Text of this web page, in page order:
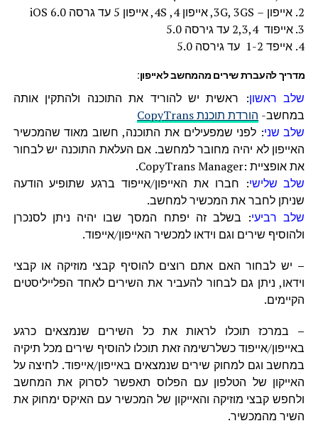
2. אייפון – 3G, 3GS, אייפון 4, 4S, אייפון 5 עד גרסה iOS 6.0
3. אייפוד 2,3,4 עד גירסה 5.0
4. אייפד 1-2 עד גירסה 5.0
מדריך להעברת שירים מהמחשב לאייפון:
שלב ראשון: ראשית יש להוריד את התוכנה ולהתקין אותה
במחשב- הורדת תוכנת CopyTrans
שלב שני: לפני שמפעילים את התוכנה, חשוב מאוד שהמכשיר
האייפון לא יהיה מחובר למחשב. אם העלאת התוכנה יש לבחור
את אופציית :CopyTrans Manager.
שלב שלישי: חברו את האייפון/אייפוד ברגע שתופיע הודעה
שניתן לחבר את המכשיר למחשב.
שלב רביעי: בשלב זה יפתח המסך שבו יהיה ניתן לסנכרן
ולהוסיף שירים וגם וידאו למכשיר האייפון/אייפוד.
– יש לבחור האם אתם רוצים להוסיף קבצי מוזיקה או קבצי
וידאו, ניתן גם לבחור להעביר את השירים לאחד הפלייליסטים
הקיימים.
– במרכז תוכלו לראות את כל השירים שנמצאים כרגע
באייפון/אייפוד כשלרשימה זאת תוכלו להוסיף שירים מכל תיקיה
במחשב וגם למחוק שירים שנמצאים באייפון/אייפוד. לחיצה על
האייקון של הטלפון עם הפלוס תאפשר לסרוק את המחשב
ולחפש קבצי מוזיקה והאייקון של המכשיר עם האיקס ימחוק את
השיר מהמכשיר.